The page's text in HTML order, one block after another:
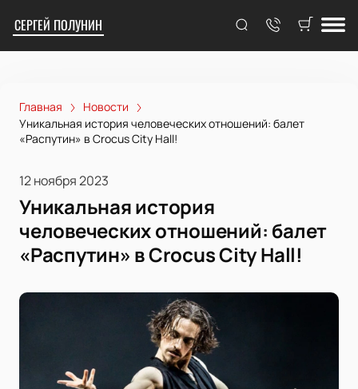
СЕРГЕЙ ПОЛУНИН
Главная
Новости
Уникальная история человеческих отношений: балет
«Распутин» в Crocus City Hall!
12 ноября 2023
Уникальная история
человеческих отношений: балет
«Распутин» в Crocus City Hall!